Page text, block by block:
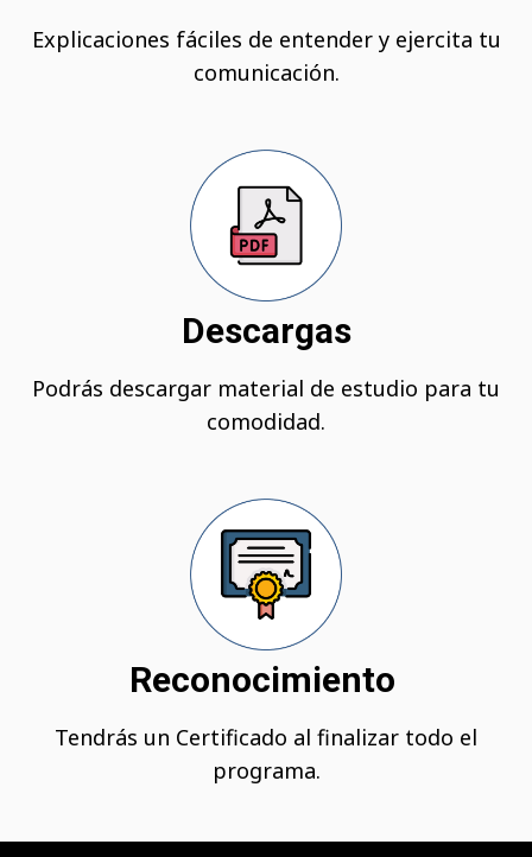
Explicaciones fáciles de entender y ejercita tu
comunicación.
Descargas
Podrás descargar material de estudio para tu
comodidad.
Reconocimiento
Tendrás un Certificado al finalizar todo el
programa.